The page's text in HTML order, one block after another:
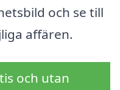
och se till
affären.
och utan